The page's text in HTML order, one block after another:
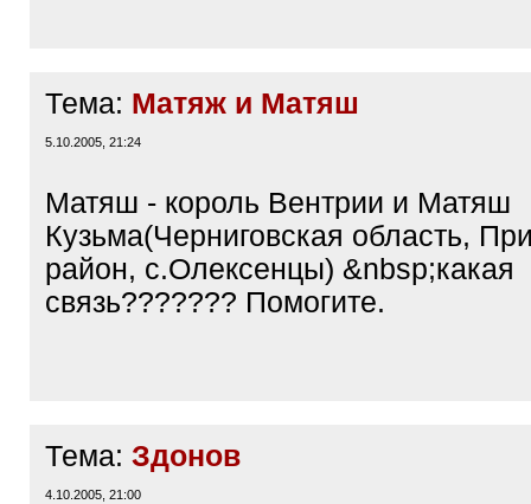
Тема: Матяж и Матяш
5.10.2005, 21:24
Матяш - король Вентрии и Матяш
Кузьма(Черниговская область,
район, с.Олексенцы) &nbsp;какая
связь??????? Помогите.
Тема: Здонов
4.10.2005, 21:00